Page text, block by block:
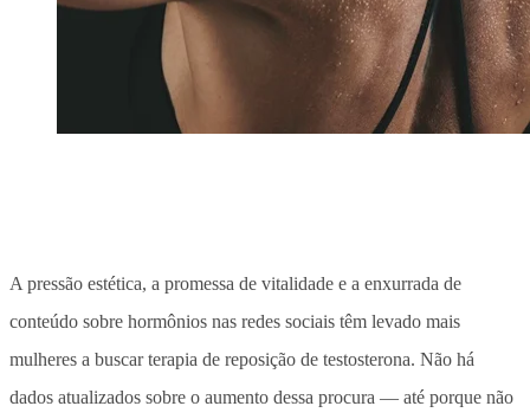
A pressão estética, a promessa de vitalidade e a enxurrada de
conteúdo sobre hormônios nas redes sociais têm levado mais
mulheres a buscar terapia de reposição de testosterona. Não há
dados atualizados sobre o aumento dessa procura — até porque não